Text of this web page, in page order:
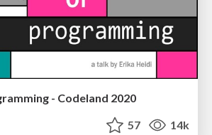
- Codeland 2020
57 14k